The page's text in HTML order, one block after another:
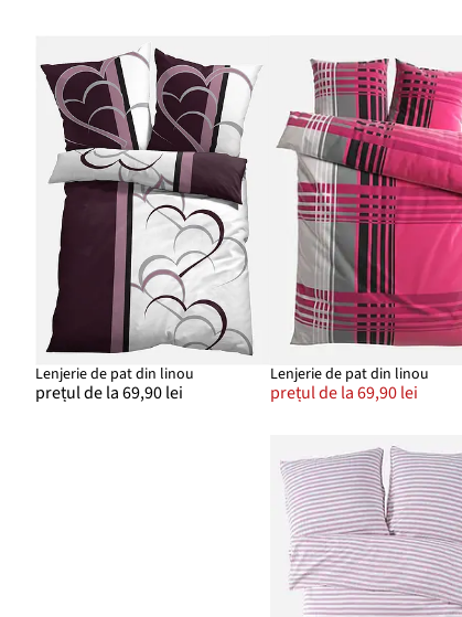
Lenjerie de pat din linou
prețul de la 69,90 lei
Lenjerie de pat din linou
prețul de la 69,90 lei